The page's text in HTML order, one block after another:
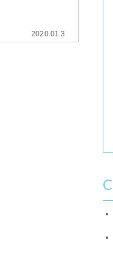
2020.01.3